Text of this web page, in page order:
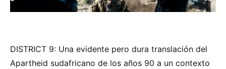
DISTRICT 9: Una evidente pero dura translación del
Apartheid sudafricano de los años 90 a un contexto